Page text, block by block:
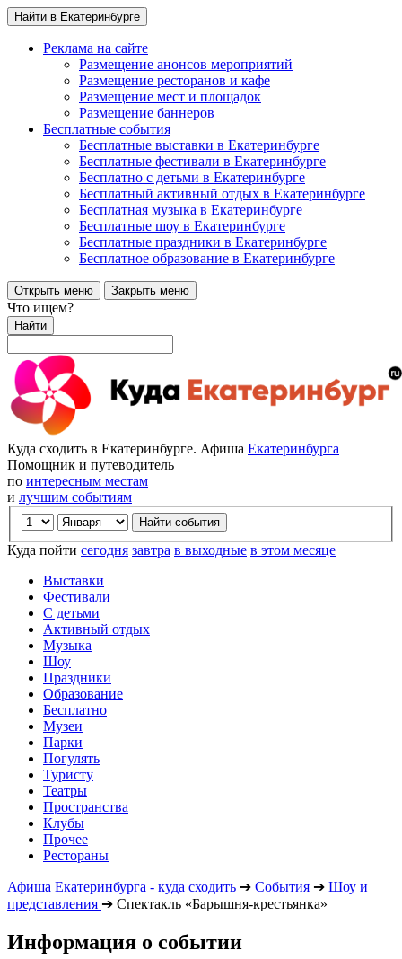
Найти в Екатеринбурге
Реклама на сайте
Размещение анонсов мероприятий
Размещение ресторанов и кафе
Размещение мест и площадок
Размещение баннеров
Бесплатные события
Бесплатные выставки в Екатеринбурге
Бесплатные фестивали в Екатеринбурге
Бесплатно с детьми в Екатеринбурге
Бесплатный активный отдых в Екатеринбурге
Бесплатная музыка в Екатеринбурге
Бесплатные шоу в Екатеринбурге
Бесплатные праздники в Екатеринбурге
Бесплатное образование в Екатеринбурге
Открыть меню Закрыть меню
Что ищем?
Найти
Куда сходить в Екатеринбурге. Афиша Екатеринбурга
Помощник и путеводитель
по интересным местам
и лучшим событиям
Куда пойти сегодня завтра в выходные в этом месяце
Выставки
Фестивали
С детьми
Активный отдых
Музыка
Шоу
Праздники
Образование
Бесплатно
Музеи
Парки
Погулять
Туристу
Театры
Пространства
Клубы
Прочее
Рестораны
Афиша Екатеринбурга - куда сходить ➔ События ➔ Шоу и
представления ➔ Спектакль «Барышня-крестьянка»
Информация о событии